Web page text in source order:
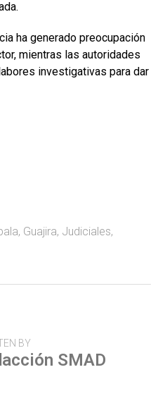
ha generado preocupación
mientras las autoridades
investigativas para dar
, Guajira, Judiciales,
BY
SMAD